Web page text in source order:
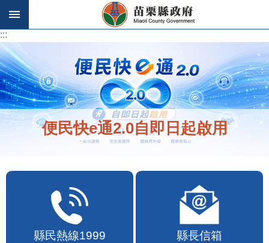
跳到主要內容區塊
:::
:::
便民快e通2.0自即日起啟用
縣民熱線1999 縣長信箱